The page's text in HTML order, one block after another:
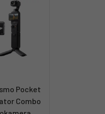
Pocket
Combo